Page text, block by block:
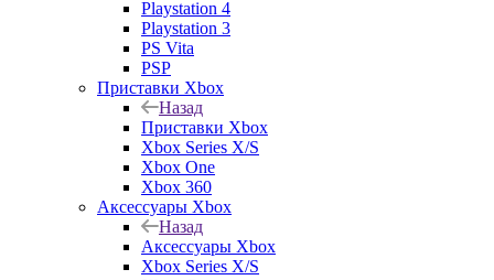
Playstation 4
Playstation 3
PS Vita
PSP
Приставки Xbox
Назад
Приставки Xbox
Xbox Series X/S
Xbox One
Xbox 360
Аксессуары Xbox
Назад
Аксессуары Xbox
Xbox Series X/S